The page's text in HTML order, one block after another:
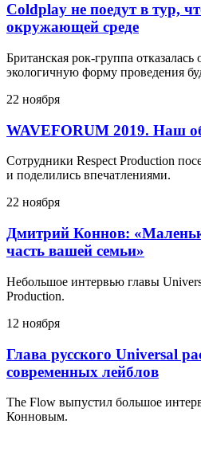
Coldplay не поедут в тур,
окружающей среде
Британская рок-группа
экологичную форму проведения
22 ноября
WAVEFORUM 2019. Наш
Сотрудники Respect Production
и поделились впечатлениями.
22 ноября
Дмитрий Коннов:
часть вашей семьи»
Небольшое интервью главы
Production.
12 ноября
Глава русского Universal
современных лейблов
The Flow выпустил большое
Конновым.